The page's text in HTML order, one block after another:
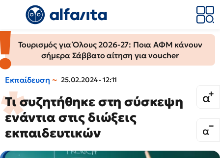
Τουρισμός για Όλους 2026-27: Ποια ΑΦΜ κάνουν
σήμερα Σάββατο αίτηση για voucher
Εκπαίδευση 25.02.2024 - 12:11
Τι συζητήθηκε στη σύσκεψη
ενάντια στις διώξεις
εκπαιδευτικών